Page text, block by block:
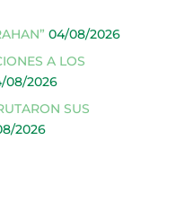
04/08/2026
A LOS
08/2026
SUS
2026